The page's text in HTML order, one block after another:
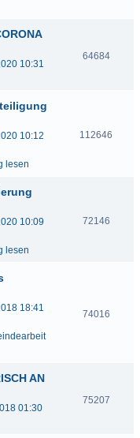
10:31
64684
10:12
lesen
112646
10:09
lesen
72146
18:41
74016
AN
01:30
75207